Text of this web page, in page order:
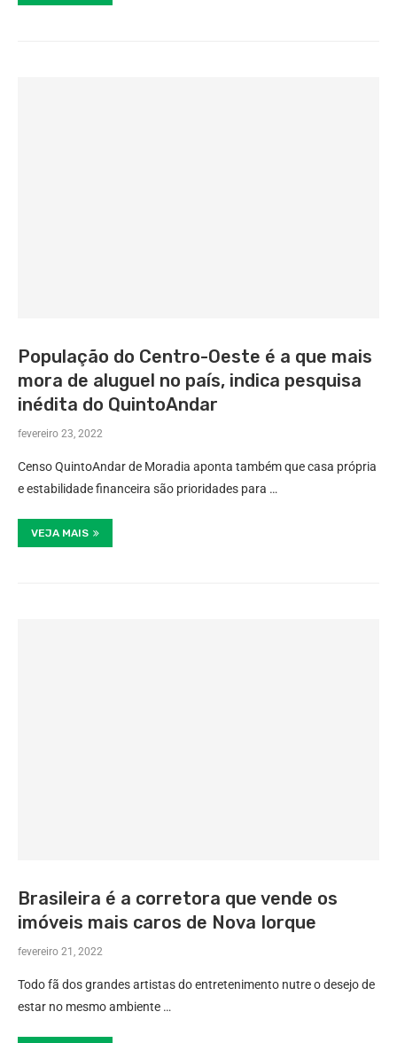
População do Centro-Oeste é a que mais
mora de aluguel no país, indica pesquisa
inédita do QuintoAndar
fevereiro 23, 2022
Censo QuintoAndar de Moradia aponta também que casa própria
e estabilidade financeira são prioridades para …
VEJA MAIS
Brasileira é a corretora que vende os
imóveis mais caros de Nova Iorque
fevereiro 21, 2022
Todo fã dos grandes artistas do entretenimento nutre o desejo de
estar no mesmo ambiente …